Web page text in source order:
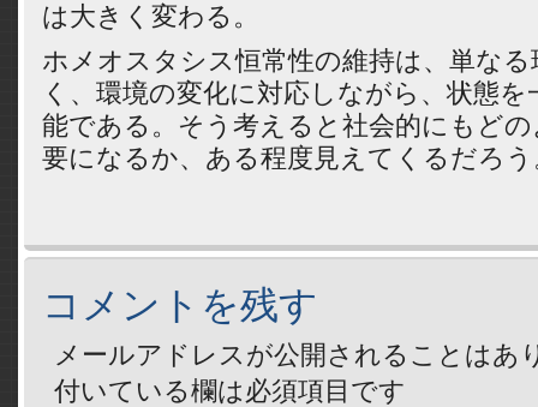
は大きく変わる。
ホメオスタシス恒常性の維持は、単な
く、環境の変化に対応しながら、状態
能である。そう考えると社会的にもど
要になるか、ある程度見えてくるだろう
コメントを残す
メールアドレスが公開されることはあ
付いている欄は必須項目です